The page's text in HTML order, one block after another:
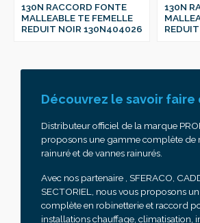
130N RACCORD FONTE
MALLEABLE TE FEMELLE
REDUIT NOIR 130N404026
130N
Découvrez le savoir faire
Distributeur officiel de la marque
proposons une gamme complète de
rainuré et de vannes rainurés.
Avec nos partenaire , SFERACO,
SECTORIEL, nous vous proposons
complète en robinetterie et raccord
installations chauffage, climatisation,